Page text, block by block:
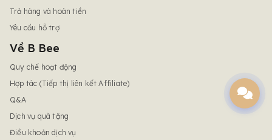
Trả hàng và hoàn tiền
Yêu cầu hỗ trợ
Về B Bee
Quy chế hoạt động
Hợp tác (Tiếp thị liên kết Affiliate)
Q&A
Dịch vụ quà tặng
Điều khoản dịch vụ